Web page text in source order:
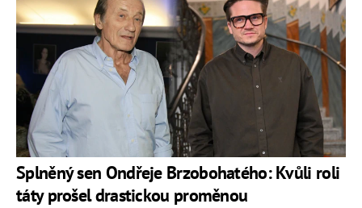
Splněný sen Ondřeje Brzobohatého: Kvůli roli
táty prošel drastickou proměnou